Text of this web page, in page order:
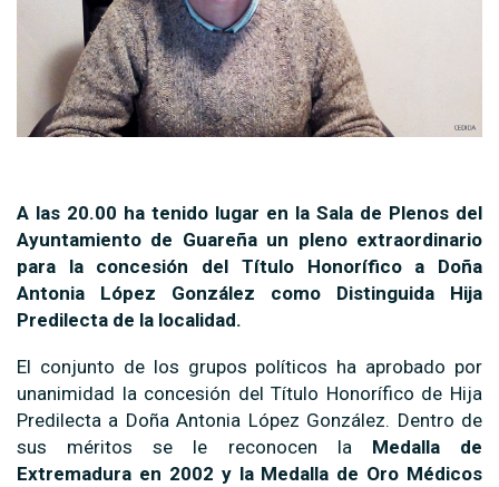
A las 20.00 ha tenido lugar en la Sala de Plenos del
Ayuntamiento de Guareña un pleno extraordinario
para la concesión del Título Honorífico a Doña
Antonia López González como Distinguida Hija
Predilecta de la localidad.
El conjunto de los grupos políticos ha aprobado por
unanimidad la concesión del Título Honorífico de Hija
Predilecta a Doña Antonia López González. Dentro de
sus méritos se le reconocen la Medalla de
Extremadura en 2002 y la Medalla de Oro Médicos